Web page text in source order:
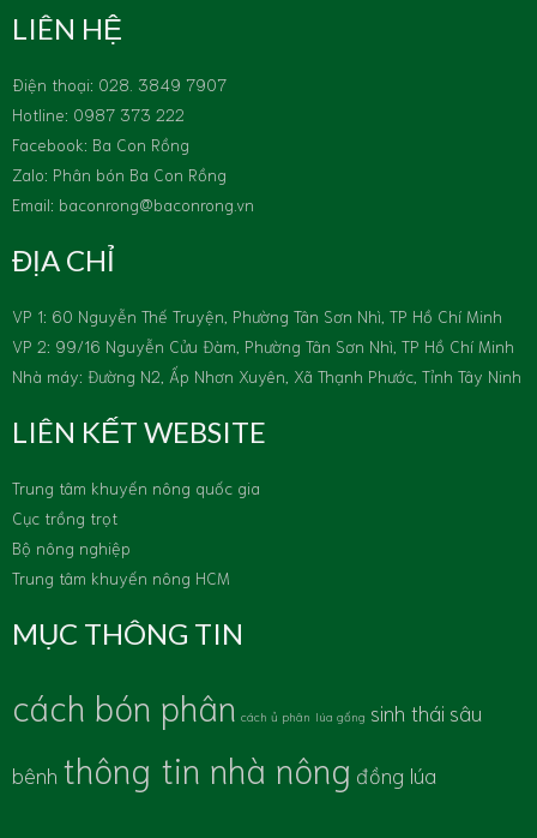
LIÊN HỆ
Ðiện thoại: 028. 3849 7907
Hotline: 0987 373 222
Facebook: Ba Con Rồng
Zalo: Phân bón Ba Con Rồng
Email: baconrong@baconrong.vn
ĐỊA CHỈ
VP 1: 60 Nguyễn Thế Truyện, Phường Tân Sơn Nhì, TP Hồ Chí Minh
VP 2: 99/16 Nguyễn Cửu Đàm, Phường Tân Sơn Nhì, TP Hồ Chí Minh
Nhà máy: Đường N2, Ấp Nhơn Xuyên, Xã Thạnh Phước, Tỉnh Tây Ninh
LIÊN KẾT WEBSITE
Trung tâm khuyến nông quốc gia
Cục trồng trọt
Bộ nông nghiệp
Trung tâm khuyến nông HCM
MỤC THÔNG TIN
cách bón phân cách ủ phân lúa gống sinh thái sâu
bênh thông tin nhà nông đồng lúa